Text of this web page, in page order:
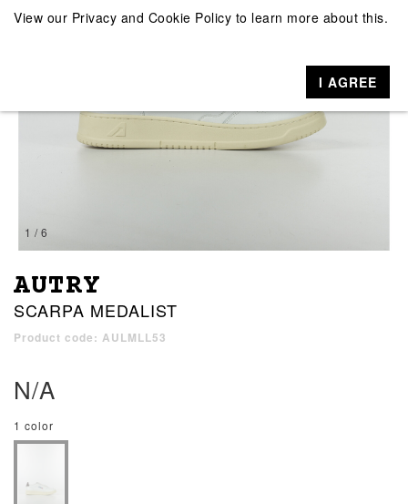
1 / 6
AUTRY
SCARPA MEDALIST
Product code: AULMLL53
N/A
1 color
View our Privacy and Cookie Policy to learn more about this.
I AGREE